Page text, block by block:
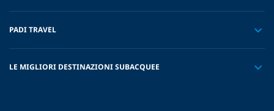
PADI TRAVEL
LE MIGLIORI DESTINAZIONI SUBACQUEE